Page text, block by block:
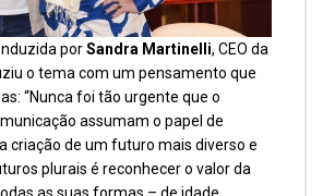
porSandra Martinelli, CEO da
o tema com um pensamento que
“Nunca foi tão urgente que o
assumam o papel de
criação de um futuro mais diverso e
plurais é reconhecer o valor da